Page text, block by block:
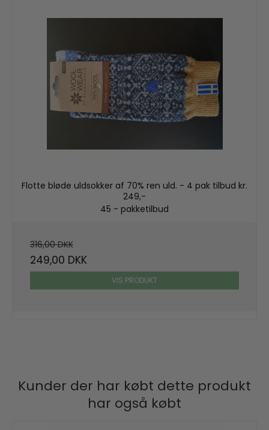
Flotte bløde uldsokker af 70% ren uld. - 4 pak tilbud kr.
249,-
45 - pakketilbud
316,00 DKK
249,00 DKK
VIS PRODUKT
Kunder der har købt dette produkt
har også købt